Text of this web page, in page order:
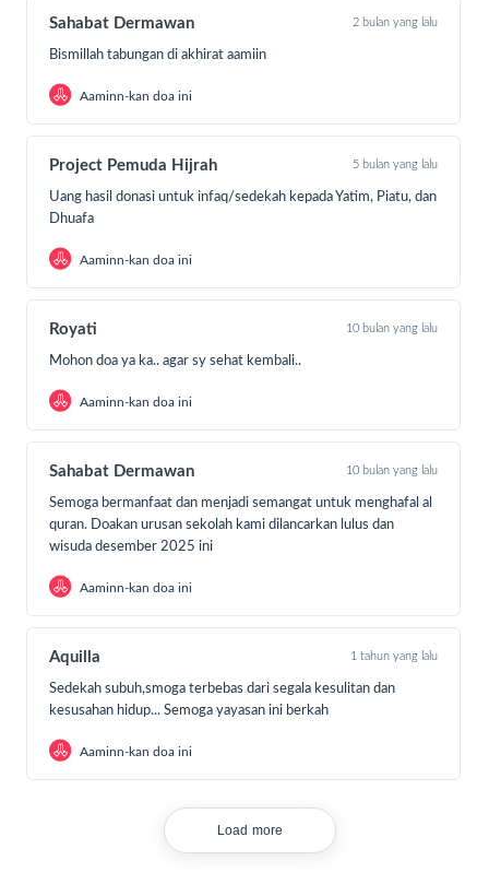
Bismillahirahmanirahim, mari kita berikan infak
terbaik dengan cara:
“Jangan berhenti di kamu, bisa membantu dengan cara
menyebarkan halaman galang dana ini, ke sahabat, kerabat
dan orang-orang agar semakin banyak orang yang ikut
membantu”
Jazakallah khoiron atas doa, dukungan dan bantuannya,
Semoga Allah membalas semua kebaikan #SahabatDermawan
Sahabat Dermawan 2 bulan yang lalu
Bismillah tabungan di akhirat aamiin
Aaminn-kan doa ini
Project Pemuda Hijrah 5 bulan yang lalu
Uang hasil donasi untuk infaq/sedekah kepada Yatim, Piatu, dan
Dhuafa
Aaminn-kan doa ini
Royati 10 bulan yang lalu
Mohon doa ya ka.. agar sy sehat kembali..
Aaminn-kan doa ini
Sahabat Dermawan 10 bulan yang lalu
Semoga bermanfaat dan menjadi semangat untuk menghafal al
quran. Doakan urusan sekolah kami dilancarkan lulus dan
wisuda desember 2025 ini
Aaminn-kan doa ini
Aquilla 1 tahun yang lalu
Sedekah subuh,smoga terbebas dari segala kesulitan dan
kesusahan hidup... Semoga yayasan ini berkah
Aaminn-kan doa ini
Load more